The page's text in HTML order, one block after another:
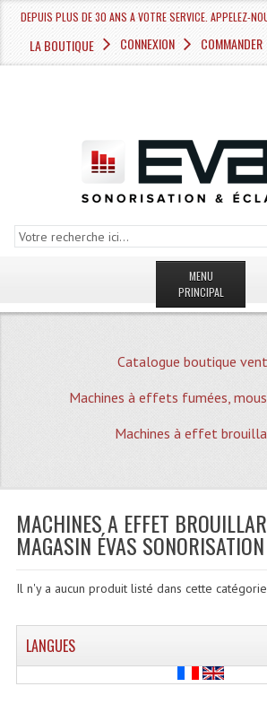
DEPUIS PLUS DE 30 ANS A VOTRE SERVICE. APPELEZ-
LA BOUTIQUE CONNEXION COMMANDER
MENU
PRINCIPAL
MAGASIN
Quoi De Neuf?
Promotions
Location De Matériel
Le Matériel D´occasion
Recherche Avancée
Recevoir Nos
Catalogue boutique
Machines à effets fumées,
Machines à effet
MACHINES A EFFET
MAGASIN ÉVAS SONORISATION
Il n'y a aucun produit listé dans cette
LANGUES